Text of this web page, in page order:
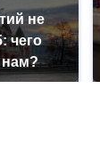
не
чего